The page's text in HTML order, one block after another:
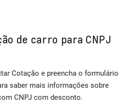
de carro para CNPJ
Cotação e preencha o formulário
saber mais informações sobre
CNPJ com desconto.